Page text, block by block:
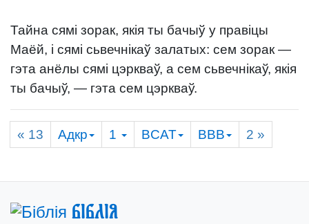
Тайна сямі зорак, якія ты бачыў у правіцы
Маёй, і сямі сьвечнікаў залатых: сем зорак —
гэта анёлы сямі цэркваў, а сем сьвечнікаў, якія
ты бачыў, — гэта сем цэркваў.
« 13 Адкр 1 BCAT BBB 2 »
Біблія